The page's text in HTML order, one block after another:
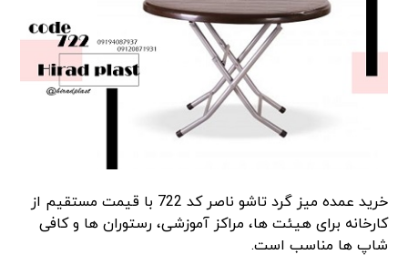
خرید عمده میز گرد تاشو ناصر کد 722 با قیمت مستقیم از
کارخانه برای هیئت ‌ها، مراکز آموزشی، رستوران ‌ها و کافی‌
شاپ ‌ها مناسب است.